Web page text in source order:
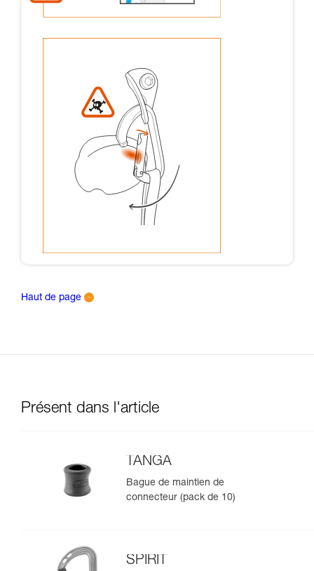
Haut de page
Présent dans l'article
TANGA
Bague de maintien de
connecteur (pack de 10)
SPIRIT